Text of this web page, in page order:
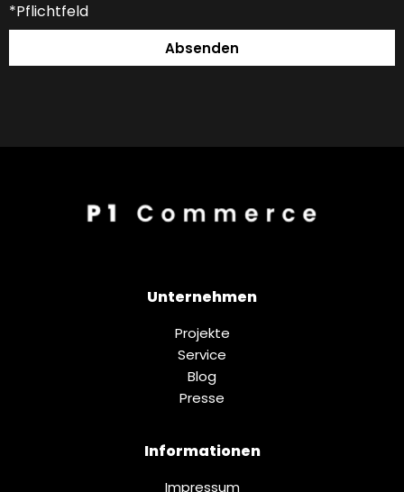
*Pflichtfeld
Absenden
Unternehmen
Projekte
Service
Blog
Presse
Informationen
Impressum